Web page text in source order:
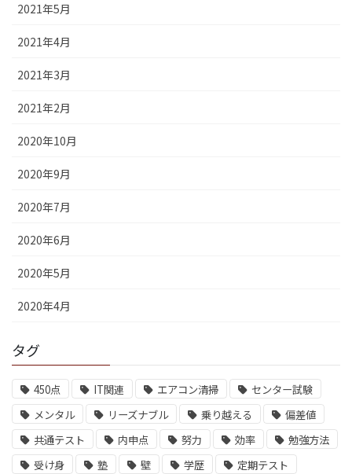
2021年5月
2021年4月
2021年3月
2021年2月
2020年10月
2020年9月
2020年7月
2020年6月
2020年5月
2020年4月
タグ
450点 IT関連 エアコン清掃
センター試験
メンタル
リーズナブル 乗り越える
偏差値
共通テスト
内申点 努力 効率
勉強方法
受け身
塾 壁 学歴
定期テスト